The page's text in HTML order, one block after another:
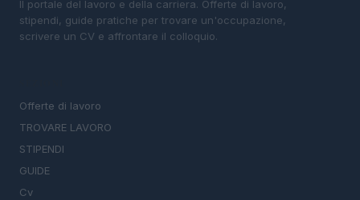
Il portale del lavoro e della carriera. Offerte di lavoro,
stipendi, guide pratiche per trovare un'occupazione,
scrivere un CV e affrontare il colloquio.
Offerte di lavoro
TROVARE LAVORO
STIPENDI
GUIDE
Cv